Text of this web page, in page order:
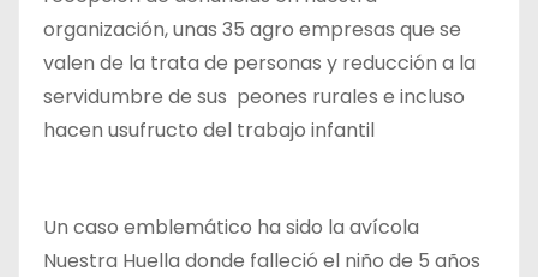
organización, unas 35 agro empresas que se
valen de la trata de personas y reducción a la
servidumbre de sus peones rurales e incluso
hacen usufructo del trabajo infantil
Un caso emblemático ha sido la avícola
Nuestra Huella donde falleció el niño de 5 años